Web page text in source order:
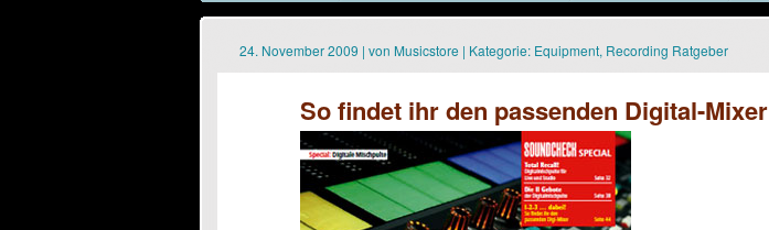
24. November 2009 | von Musicstore | Kategorie: Equipment, Recording Ratgeber
So findet ihr den passenden Digital-Mixer